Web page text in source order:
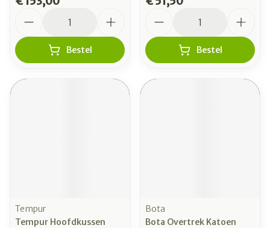
Bestel Bestel
Tempur
Tempur Hoofdkussen
Bota
Bota Overtrek Katoen